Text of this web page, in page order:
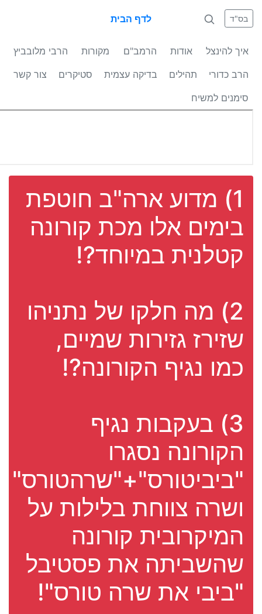
לדף הבית בס"ד
איך להינצל אודות הרמב"ם מקורות
הרבי מלובביץ
הרב כדורי
תהילים בדיקה עצמית סטיקרים
צור קשר
סימנים למשיח
1) מדוע ארה"ב חוטפת
בימים אלו מכת קורונה
קטלנית במיוחד?!
2) מה חלקו של נתניהו
שזירז גזירות שמיים,
כמו נגיף הקורונה?!
3) בעקבות נגיף
הקורונה נסגרו
"ביביטורס"+"שרהטורס"
ושרה צווחת בלילות על
המיקרובית קורונה
שהשביתה את פסטיבל
"ביבי את שרה טורס"!